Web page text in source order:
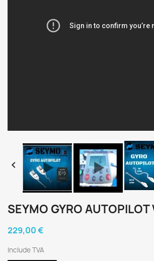

SEYMO GYRO
229,00 €
Include TVA